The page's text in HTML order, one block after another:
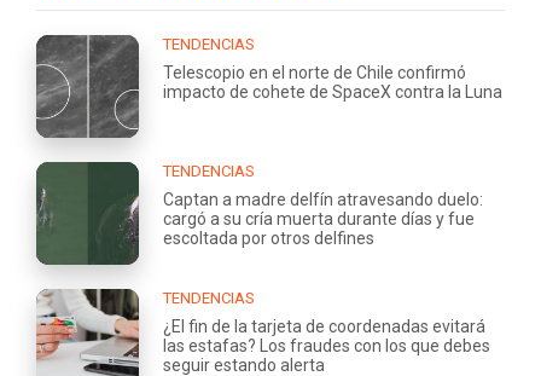
TENDENCIAS
Telescopio en el norte de Chile confirmó
impacto de cohete de SpaceX contra la Luna
TENDENCIAS
Captan a madre delfín atravesando duelo:
cargó a su cría muerta durante días y fue
escoltada por otros delfines
TENDENCIAS
¿El fin de la tarjeta de coordenadas evitará
las estafas? Los fraudes con los que debes
seguir estando alerta